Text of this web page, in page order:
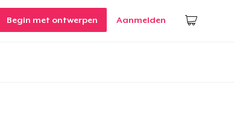
Begin met ontwerpen Aanmelden